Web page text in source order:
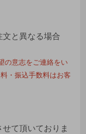
と異なる場合
の意志をご連絡をい
・振込手数料はお客
て頂いておりま